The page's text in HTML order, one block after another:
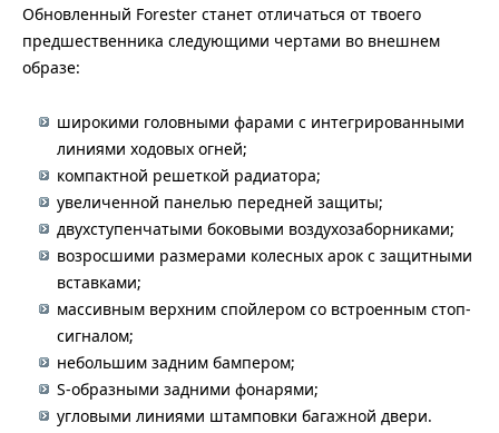
Обновленный Forester станет отличаться от твоего
предшественника следующими чертами во внешнем
образе:
широкими головными фарами с интегрированными
линиями ходовых огней;
компактной решеткой радиатора;
увеличенной панелью передней защиты;
двухступенчатыми боковыми воздухозаборниками;
возросшими размерами колесных арок с защитными
вставками;
массивным верхним спойлером со встроенным стоп-
сигналом;
небольшим задним бампером;
S-образными задними фонарями;
угловыми линиями штамповки багажной двери.